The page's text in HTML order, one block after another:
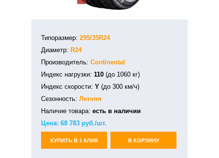
Типоразмер: 295/35R24
Диаметр: R24
Производитель: Continental
Индекс нагрузки: 110 (до 1060 кг)
Индекс скорости: Y (до 300 км/ч)
Сезонность: Летняя
Наличие товара: есть в наличии
Цена: 68 783 руб./шт.
КУПИТЬ В 1 КЛИК В КОРЗИНУ